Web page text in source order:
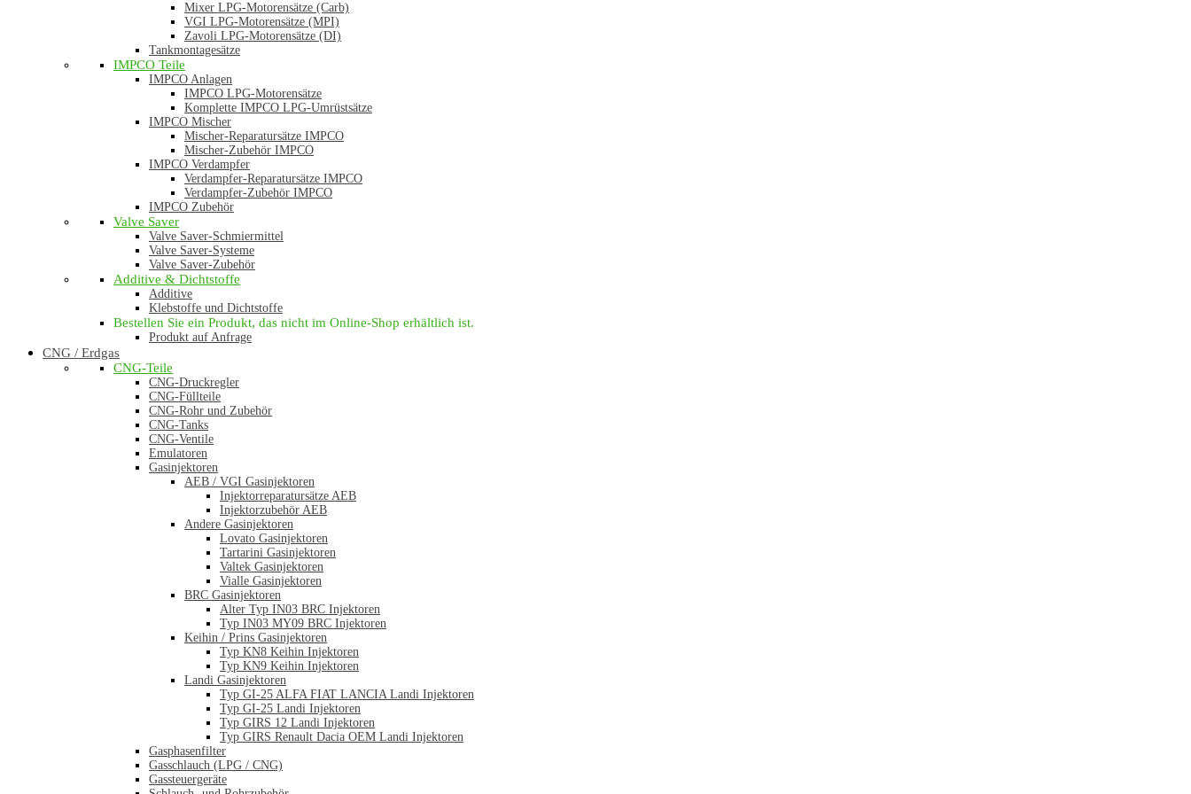
Mixer LPG-Motorensätze (Carb)
VGI LPG-Motorensätze (MPI)
Zavoli LPG-Motorensätze (DI)
Tankmontagesätze
IMPCO Teile
IMPCO Anlagen
IMPCO LPG-Motorensätze
Komplette IMPCO LPG-Umrüstsätze
IMPCO Mischer
Mischer-Reparatursätze IMPCO
Mischer-Zubehör IMPCO
IMPCO Verdampfer
Verdampfer-Reparatursätze IMPCO
Verdampfer-Zubehör IMPCO
IMPCO Zubehör
Valve Saver
Valve Saver-Schmiermittel
Valve Saver-Systeme
Valve Saver-Zubehör
Additive & Dichtstoffe
Additive
Klebstoffe und Dichtstoffe
Bestellen Sie ein Produkt, das nicht im Online-Shop erhältlich ist.
Produkt auf Anfrage
CNG / Erdgas
CNG-Teile
CNG-Druckregler
CNG-Füllteile
CNG-Rohr und Zubehör
CNG-Tanks
CNG-Ventile
Emulatoren
Gasinjektoren
AEB / VGI Gasinjektoren
Injektorreparatursätze AEB
Injektorzubehör AEB
Andere Gasinjektoren
Lovato Gasinjektoren
Tartarini Gasinjektoren
Valtek Gasinjektoren
Vialle Gasinjektoren
BRC Gasinjektoren
Alter Typ IN03 BRC Injektoren
Typ IN03 MY09 BRC Injektoren
Keihin / Prins Gasinjektoren
Typ KN8 Keihin Injektoren
Typ KN9 Keihin Injektoren
Landi Gasinjektoren
Typ GI-25 ALFA FIAT LANCIA Landi Injektoren
Typ GI-25 Landi Injektoren
Typ GIRS 12 Landi Injektoren
Typ GIRS Renault Dacia OEM Landi Injektoren
Gasphasenfilter
Gasschlauch (LPG / CNG)
Gassteuergeräte